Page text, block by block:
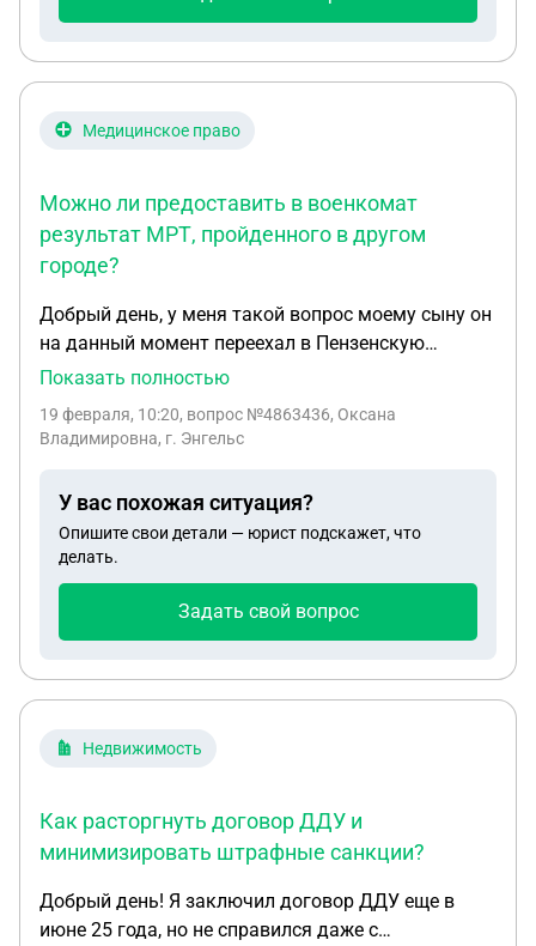
Медицинское право
Можно ли предоставить в военкомат
результат МРТ, пройденного в другом
городе?
Добрый день, у меня такой вопрос моему сыну он
на данный момент переехал в Пензенскую
область, врач назначил пройти МРТ для справки
как бесплатная очередь долгая, а платно очень
платной также в поликлинике, но дешевле, но
врач. Из их деревни отказывается принимать
этот результат, так как говорит, что он не
действителен, может ли сын пройти в другом
городе МРТ и предоставить его врачу в своей
Показать полностью
19 февраля, 10:20, вопрос №4863436, Оксана
Владимировна, г. Энгельс
У вас похожая ситуация?
Опишите свои детали — юрист подскажет, что
делать.
Задать свой вопрос
Недвижимость
Как расторгнуть договор ДДУ и
минимизировать штрафные санкции?
Добрый день! Я заключил договор ДДУ еще в
июне 25 года, но не справился даже с